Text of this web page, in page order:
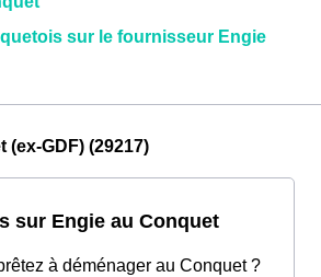
sur le fournisseur Engie
(ex-GDF) (29217)
sur Engie au Conquet
à déménager au Conquet ?